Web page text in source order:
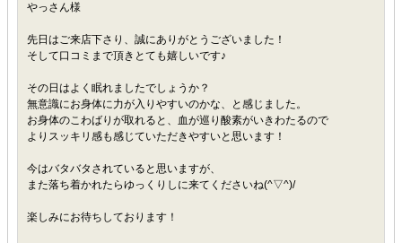
やっさん様
先日はご来店下さり、誠にありがとうございました！
そして口コミまで頂きとても嬉しいです♪
その日はよく眠れましたでしょうか？
無意識にお身体に力が入りやすいのかな、と感じました。
お身体のこわばりが取れると、血が巡り酸素がいきわたるので
よりスッキリ感も感じていただきやすいと思います！
今はバタバタされていると思いますが、
また落ち着かれたらゆっくりしに来てくださいね(^▽^)/
楽しみにお待ちしております！